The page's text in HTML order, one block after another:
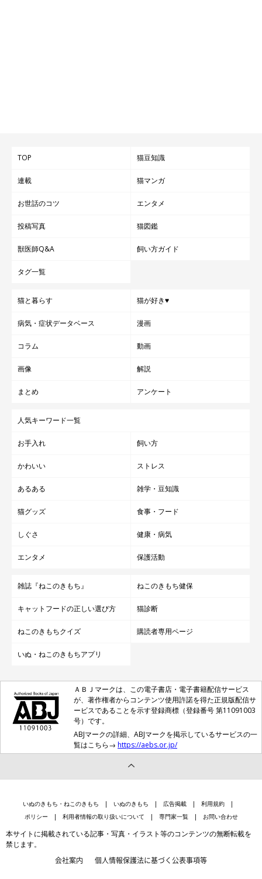
TOP 猫豆知識
連載 猫マンガ
お世話のコツ エンタメ
投稿写真 猫図鑑
獣医師Q&A 飼い方ガイド
タグ一覧
猫と暮らす 猫が好き♥
病気・症状データベース 漫画
コラム 動画
画像 解説
まとめ アンケート
人気キーワード一覧
お手入れ 飼い方
かわいい ストレス
あるある 雑学・豆知識
猫グッズ 食事・フード
しぐさ 健康・病気
エンタメ 保護活動
雑誌『ねこのきもち』 ねこのきもち健保
キャットフードの正しい選び方 猫診断
ねこのきもちクイズ 購読者専用ページ
いぬ・ねこのきもちアプリ
ＡＢＪマークは、この電子書店・電子書籍配信サービス
が、著作権者からコンテンツ使用許諾を得た正規版配信サ
ービスであることを示す登録商標（登録番号 第11091003
号）です。
ABJマークの詳細、ABJマークを掲示しているサービスの一
覧はこちら→ https://aebs.or.jp/
いぬのきもち・ねこのきもち いぬのきもち 広告掲載
利用規約
ポリシー
利用者情報の取り扱いについて 専門家一覧 お問い合わせ
本サイトに掲載されている記事・写真・イラスト等のコンテンツの無断転載を
禁じます。
会社案内 個人情報保護法に基づく公表事項等